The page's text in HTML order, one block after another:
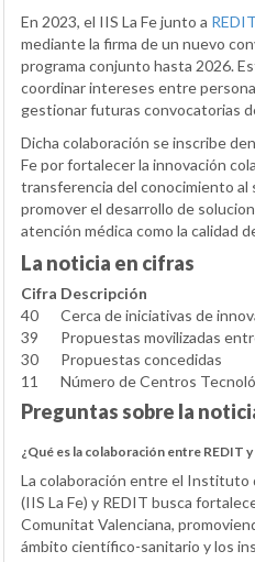
En 2023, el IIS La Fe junto a REDIT
mediante la firma de un nuevo
programa conjunto hasta 2026.
coordinar intereses entre
gestionar futuras convocatorias
Dicha colaboración se inscribe
Fe por fortalecer la innovación
transferencia del conocimiento al
promover el desarrollo de
atención médica como la calidad
La noticia en cifras
Cifra Descripción
40
Cerca de iniciativas de
39
Propuestas movilizadas
30
Propuestas concedidas
11
Número de Centros
Preguntas sobre la
¿Qué es la colaboración entre REDIT y
La colaboración entre el Instituto
(IIS La Fe) y REDIT busca
Comunitat Valenciana,
ámbito científico-sanitario y los